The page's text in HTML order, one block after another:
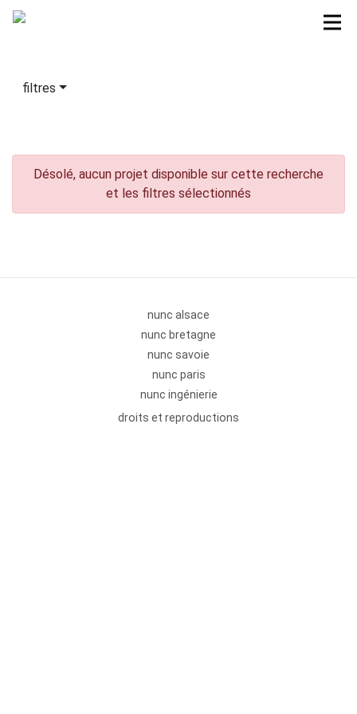
filtres
Désolé, aucun projet disponible sur cette recherche
et les filtres sélectionnés
nunc alsace
nunc bretagne
nunc savoie
nunc paris
nunc ingénierie
droits et reproductions